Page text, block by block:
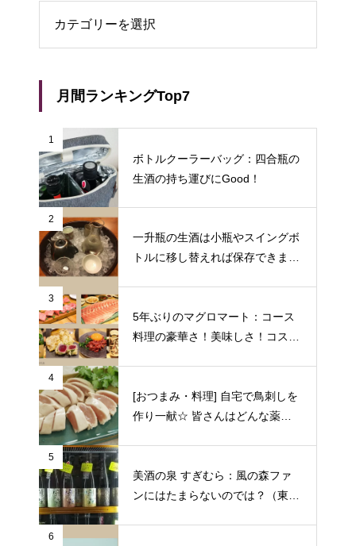
月間ランキングTop7
1
ボトルクーラーバッグ：四合瓶の
生酒の持ち運びにGood！
2
一升瓶の生酒は小瓶やスイングボ
トルに移し替えれば保存できます
3
5年ぶりのマグロマート：コース
料理の豪華さ！美味しさ！コスパ
4
[おつまみ・料理] 自宅で鳥刺しを
作り一献☆ 皆さんはどんな薬味
5
美酒の泉 すぎむら：風の森ファ
ンにはたまらないのでは？（東京
6